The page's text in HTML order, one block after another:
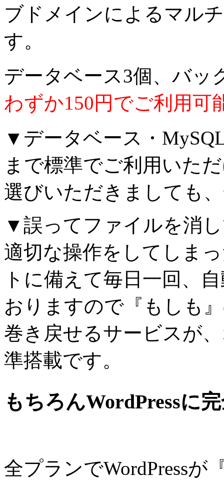
ブドメインによるマル
す。
データベース3個、バッ
わずか150円でご利用可
▼データベース・
まで標準でご利用いた
選びいただきましても
▼誤ってファイルを消し
適切な操作をしてしま
トに備えて毎日一回、
おりますので『もしも
巻き戻せるサービスが
準搭載です。
もちろんWordPressに
全プランでWordPress